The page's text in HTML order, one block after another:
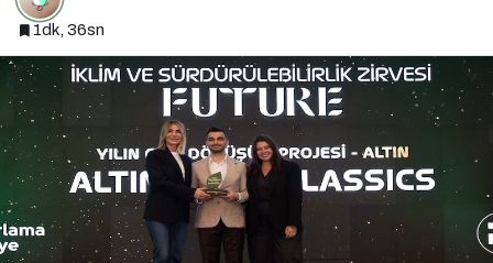
1dk, 36sn